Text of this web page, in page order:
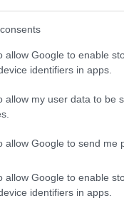
allow Google to enable
identifiers in apps.
allow my user data to be
allow Google to send me
allow Google to enable
identifiers in apps.
permetterà agli
ore al mese.
di pubblicità.
video che
titoli storicicome i